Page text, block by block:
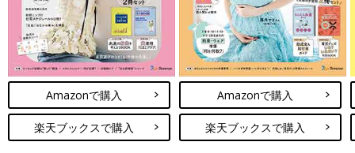
「メゾンレクシア オラクル クラリファイング トナー ミスト」
（150ml 4,860円）は、ミストの粒子が細かくてやさしく包み込
まれる感覚。ダマスクローズなどの天然香料の香りも清々しく、
うっとり気分に浸れます。
肌再生力を高める「HANAオーガニック フローラルドロッ
Amazonで購入
楽天ブックスで購入
Amazonで購入
楽天ブックスで購入